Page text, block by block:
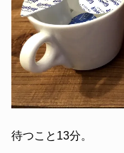
待つこと13分。